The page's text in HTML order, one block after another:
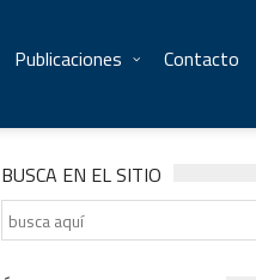
Publicaciones Contacto
BUSCA EN EL SITIO